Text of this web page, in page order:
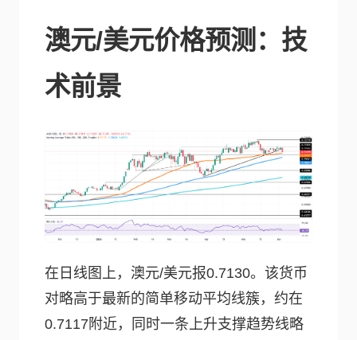
澳元/美元价格预测：技
术前景
在日线图上，澳元/美元报0.7130。该货币
对略高于最新的简单移动平均线簇，约在
0.7117附近，同时一条上升支撑趋势线略